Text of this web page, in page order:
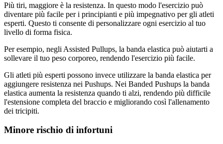
Più tiri, maggiore è la resistenza. In questo modo l'esercizio può
diventare più facile per i principianti e più impegnativo per gli atleti
esperti. Questo ti consente di personalizzare ogni esercizio al tuo
livello di forma fisica.
Per esempio, negli Assisted Pullups, la banda elastica può aiutarti a
sollevare il tuo peso corporeo, rendendo l'esercizio più facile.
Gli atleti più esperti possono invece utilizzare la banda elastica per
aggiungere resistenza nei Pushups. Nei Banded Pushups la banda
elastica aumenta la resistenza quando ti alzi, rendendo più difficile
l'estensione completa del braccio e migliorando così l'allenamento
dei tricipiti.
Minore rischio di infortuni